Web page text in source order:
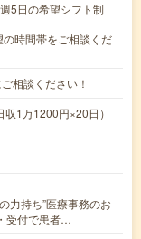
5日の希望シフト制
時間帯をご相談くだ
相談ください！
1万1200円×20日）
力持ち”医療事務のお
受付で患者…